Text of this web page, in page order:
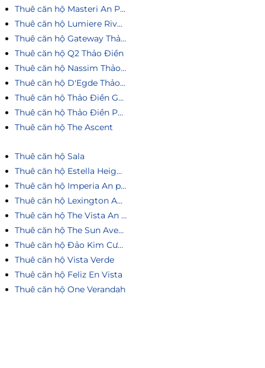
Thuê căn hộ Masteri An Phú
Thuê căn hộ Lumiere Riverside
Thuê căn hộ Gateway Thảo Điền
Thuê căn hộ Q2 Thảo Điền
Thuê căn hộ Nassim Thảo Điền
Thuê căn hộ D'Egde Thảo Điền
Thuê căn hộ Thảo Điền Green
Thuê căn hộ Thảo Điền Pearl
Thuê căn hộ The Ascent
Thuê căn hộ Sala
Thuê căn hộ Estella Heights
Thuê căn hộ Imperia An phú
Thuê căn hộ Lexington An Phú
Thuê căn hộ The Vista An Phú
Thuê căn hộ The Sun Avenue
Thuê căn hộ Đảo Kim Cương
Thuê căn hộ Vista Verde
Thuê căn hộ Feliz En Vista
Thuê căn hộ One Verandah